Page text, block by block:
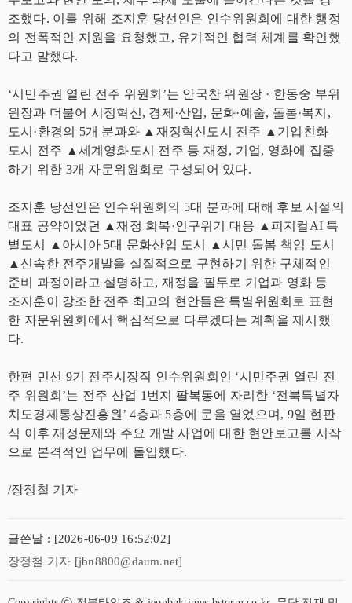
조했다. 이를 위해 조지훈 당선인은 인수위원회에 대한 행정
의 전폭적인 지원을 요청했고, 유기적인 협력 체계를 확인했
다고 말했다.
‘시민주권 열린 전주 위원회’는 안국찬 위원장 · 한동숭 부위
원장과 더불어 시정혁신, 경제·산업, 문화·예술, 돌봄·복지,
도시·환경의 5개 분과와 ▲재정혁신도시 전주 ▲기업친화
도시 전주 ▲세계영화도시 전주 등 재정, 기업, 영화에 집중
하기 위한 3개 자문위원회로 구성되어 있다.
조지훈 당선인은 인수위원회의 5대 분과에 대해 후보 시절의
대표 공약이었던 ▲재정 회복·인구위기 대응 ▲피지컬AI 특
별도시 ▲아시아 5대 문화산업 도시 ▲시민 돌봄 책임 도시
▲신속한 전주개발을 실질적으로 구현하기 위한 구체적인
준비 과정이라고 설명하고, 재정을 필두로 기업과 영화 등
조지훈이 강조한 전주 최고의 현안들은 특별위원회로 표현
한 자문위원회에서 핵심적으로 다루겠다는 계획을 제시했
다.
한편 민선 9기 전주시장직 인수위원회인 ‘시민주권 열린 전
주 위원회’는 전주 산업 1번지 팔복동에 자리한 ‘전북특별자
치도경제통상진흥원’ 4층과 5층에 문을 열었으며, 9일 현판
식 이후 재정문제와 주요 개발 사업에 대한 현안보고를 시작
으로 본격적인 업무에 돌입했다.
/장정철 기자
글쓴날 : [2026-06-09 16:52:02]
장정철 기자 [jbn8800@daum.net]